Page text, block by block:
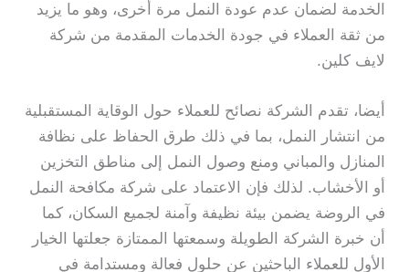
الخدمة لضمان عدم عودة النمل مرة أخرى، وهو ما يزيد
من ثقة العملاء في جودة الخدمات المقدمة من شركة
لايف كلين.
أيضا، تقدم الشركة نصائح للعملاء حول الوقاية المستقبلية
من انتشار النمل، بما في ذلك طرق الحفاظ على نظافة
المنازل والمباني ومنع وصول النمل إلى مناطق التخزين
أو الأخشاب. لذلك فإن الاعتماد على شركة مكافحة النمل
في الروضة يضمن بيئة نظيفة وآمنة لجميع السكان، كما
أن خبرة الشركة الطويلة وسمعتها الممتازة جعلتها الخيار
الأول للعملاء الباحثين عن حلول فعالة ومستدامة في